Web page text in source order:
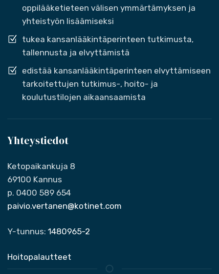
oppilääketieteen välisen ymmärtämyksen ja
yhteistyön lisäämiseksi
tukea kansanlääkintäperinteen tutkimusta,
tallennusta ja elvyttämistä
edistää kansanlääkintäperinteen elvyttämiseen
tarkoitettujen tutkimus-, hoito- ja
koulutustilojen aikaansaamista
Yhteystiedot
Ketopaikankuja 8
69100 Kannus
p. 0400 589 654
paivio.vertanen@kotinet.com
Y-tunnus: 1480965-2
Hoitopalautteet